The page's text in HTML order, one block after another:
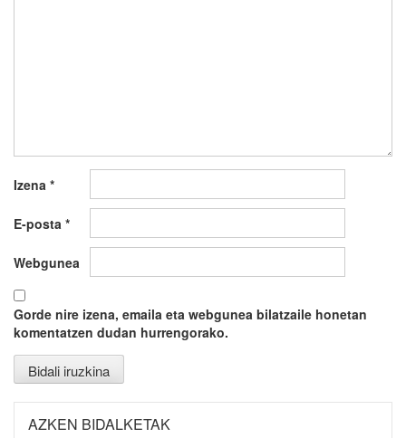
Izena *
E-posta *
Webgunea
Gorde nire izena, emaila eta webgunea bilatzaile honetan
komentatzen dudan hurrengorako.
AZKEN BIDALKETAK